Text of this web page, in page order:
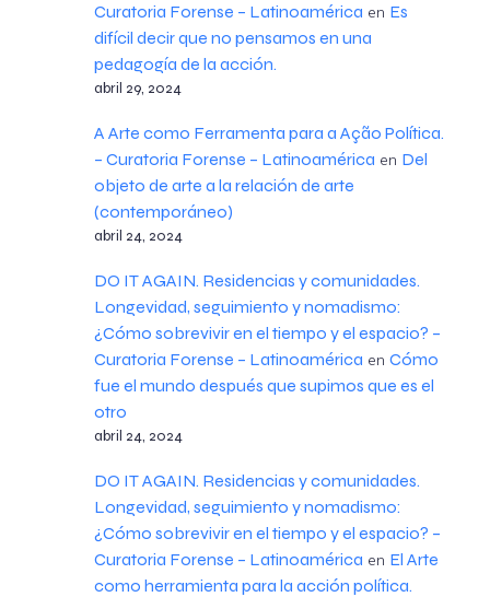
Curatoria Forense – Latinoamérica en Es
difícil decir que no pensamos en una
pedagogía de la acción.
abril 29, 2024
A Arte como Ferramenta para a Ação Política.
– Curatoria Forense – Latinoamérica en Del
objeto de arte a la relación de arte
(contemporáneo)
abril 24, 2024
DO IT AGAIN. Residencias y comunidades.
Longevidad, seguimiento y nomadismo:
¿Cómo sobrevivir en el tiempo y el espacio? –
Curatoria Forense – Latinoamérica en Cómo
fue el mundo después que supimos que es el
otro
abril 24, 2024
DO IT AGAIN. Residencias y comunidades.
Longevidad, seguimiento y nomadismo:
¿Cómo sobrevivir en el tiempo y el espacio? –
Curatoria Forense – Latinoamérica en El Arte
como herramienta para la acción política.